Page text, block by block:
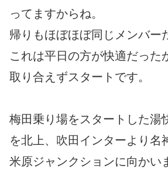
ってますからね。
帰りもほぼほぼ同じメンバー
これは平日の方が快適だった
取り合えずスタートです。
梅田乗り場をスタートした湯
を北上、吹田インターより名
米原ジャンクションに向かい